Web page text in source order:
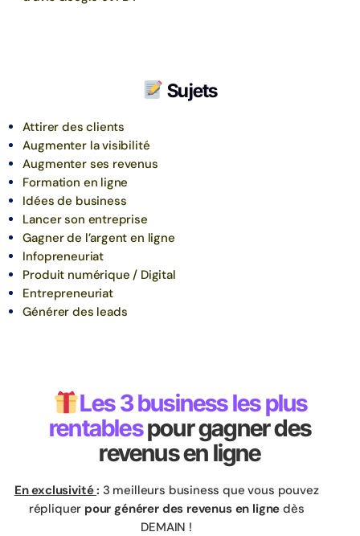
Sujets
Attirer des clients
Augmenter la visibilité
Augmenter ses revenus
Formation en ligne
Idées de business
Lancer son entreprise
Gagner de l’argent en ligne
Infopreneuriat
Produit numérique / Digital
Entrepreneuriat
Générer des leads
Les 3 business les plus
rentablespour gagner des
revenus en ligne
En exclusivité: 3 meilleurs business que vous pouvez
répliquer pour générer des revenus en ligne dès
DEMAIN !